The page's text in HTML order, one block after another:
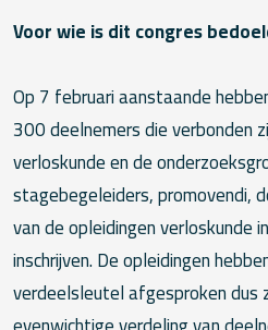
Voor wie is dit congres
Op 7 februari aanstaande
300 deelnemers die verbonden
verloskunde en de
stagebegeleiders, promovendi,
van de opleidingen verloskunde
inschrijven. De opleidingen
verdeelsleutel afgesproken dus